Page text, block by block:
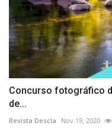
Concurso fotográfico
de...
Revista Descla Nov 19, 2020